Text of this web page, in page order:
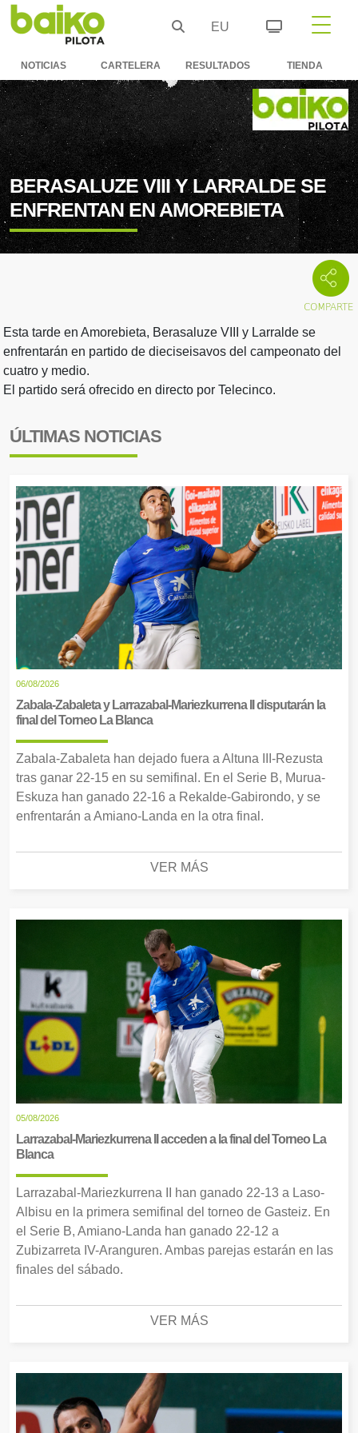
EU
NOTICIAS CARTELERA RESULTADOS TIENDA
BERASALUZE VIII Y LARRALDE SE
ENFRENTAN EN AMOREBIETA
Esta tarde en Amorebieta, Berasaluze VIII y Larralde se
enfrentarán en partido de dieciseisavos del campeonato del
cuatro y medio.
El partido será ofrecido en directo por Telecinco.
ÚLTIMAS NOTICIAS
06/08/2026
Zabala-Zabaleta y Larrazabal-Mariezkurrena II disputarán la
final del Torneo La Blanca
Zabala-Zabaleta han dejado fuera a Altuna III-Rezusta
tras ganar 22-15 en su semifinal. En el Serie B, Murua-
Eskuza han ganado 22-16 a Rekalde-Gabirondo, y se
enfrentarán a Amiano-Landa en la otra final.
VER MÁS
05/08/2026
Larrazabal-Mariezkurrena II acceden a la final del Torneo La
Blanca
Larrazabal-Mariezkurrena II han ganado 22-13 a Laso-
Albisu en la primera semifinal del torneo de Gasteiz. En
el Serie B, Amiano-Landa han ganado 22-12 a
Zubizarreta IV-Aranguren. Ambas parejas estarán en las
finales del sábado.
VER MÁS